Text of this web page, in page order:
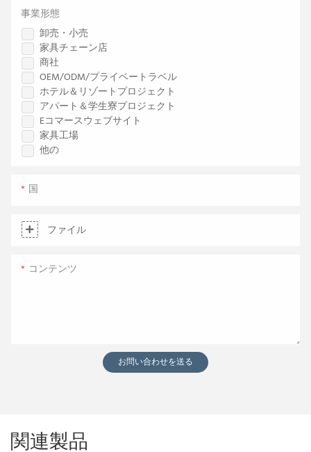
卸売・小売
家具チェーン店
商社
OEM/ODM/プライベートラベル
ホテル＆リゾートプロジェクト
アパート＆学生寮プロジェクト
Eコマースウェブサイト
家具工場
他の
事業形態
国
ファイル
コンテンツ
お問い合わせを送る
関連製品